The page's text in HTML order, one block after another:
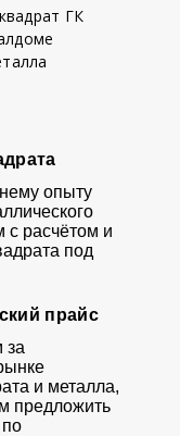
ГК
опыту
расчётом и
под
прайс
за
и металла,
предложить